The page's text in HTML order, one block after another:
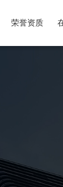
荣誉资质